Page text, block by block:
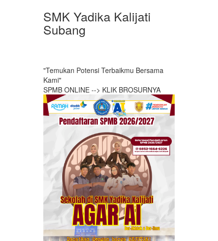
SMK Yadika Kalijati
Subang
"Temukan Potensi Terbaikmu Bersama
Kami"
SPMB ONLINE --> KLIK BROSURNYA